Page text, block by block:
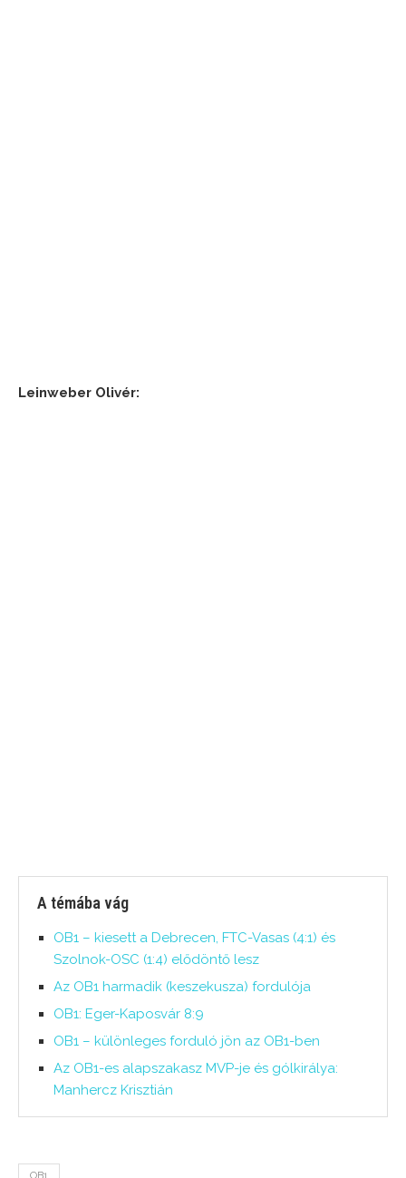
Leinweber Olivér:
A témába vág
OB1 – kiesett a Debrecen, FTC-Vasas (4:1) és
Szolnok-OSC (1:4) elődöntő lesz
Az OB1 harmadik (keszekusza) fordulója
OB1: Eger-Kaposvár 8:9
OB1 – különleges forduló jön az OB1-ben
Az OB1-es alapszakasz MVP-je és gólkirálya:
Manhercz Krisztián